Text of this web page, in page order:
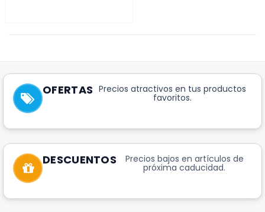
OFERTAS Precios atractivos en tus productos
favoritos.
DESCUENTOS Precios bajos en artículos de
próxima caducidad.